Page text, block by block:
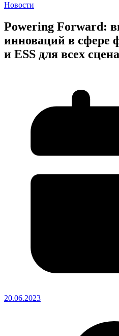
Новости
Powering Forward:
инноваций в сфере
и ESS для всех
20.06.2023